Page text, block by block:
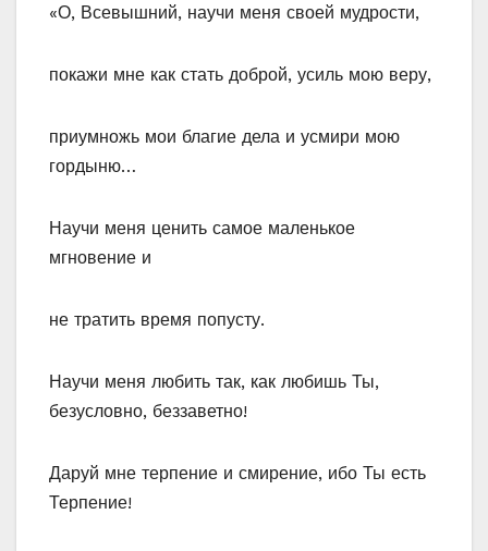
«О, Всевышний, научи меня своей мудрости,
покажи мне как стать доброй, усиль мою веру,
приумножь мои благие дела и усмири мою
гордыню…
Научи меня ценить самое маленькое
мгновение и
не тратить время попусту.
Научи меня любить так, как любишь Ты,
безусловно, беззаветно!
Даруй мне терпение и смирение, ибо Ты есть
Терпение!